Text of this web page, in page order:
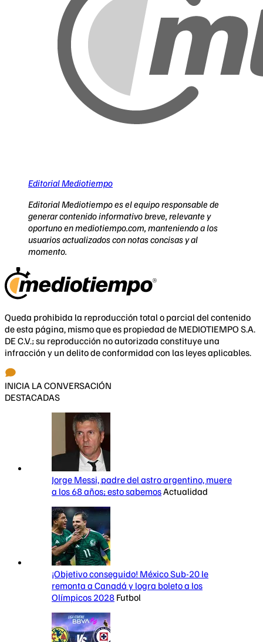
Editorial Mediotiempo
Editorial Mediotiempo es el equipo responsable de
generar contenido informativo breve, relevante y
oportuno en mediotiempo.com, manteniendo a los
usuarios actualizados con notas concisas y al
momento.
Queda prohibida la reproducción total o parcial del contenido
de esta página, mismo que es propiedad de MEDIOTIEMPO S.A.
DE C.V.; su reproducción no autorizada constituye una
infracción y un delito de conformidad con las leyes aplicables.
INICIA LA CONVERSACIÓN
DESTACADAS
Jorge Messi, padre del astro argentino, muere
a los 68 años; esto sabemosActualidad
¡Objetivo conseguido! México Sub-20 le
remonta a Canadá y logra boleto a los
Olímpicos 2028 Futbol